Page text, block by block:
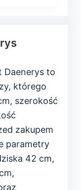
Daenerys to
którego
szerokość
zakupem
parametry
42 cm,